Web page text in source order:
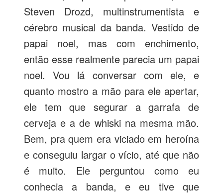
Steven Drozd, multinstrumentista e
cérebro musical da banda. Vestido de
papai noel, mas com enchimento,
então esse realmente parecia um papai
noel. Vou lá conversar com ele, e
quanto mostro a mão para ele apertar,
ele tem que segurar a garrafa de
cerveja e a de whiski na mesma mão.
Bem, pra quem era viciado em heroína
e conseguiu largar o vício, até que não
é muito. Ele perguntou como eu
conhecia a banda, e eu tive que